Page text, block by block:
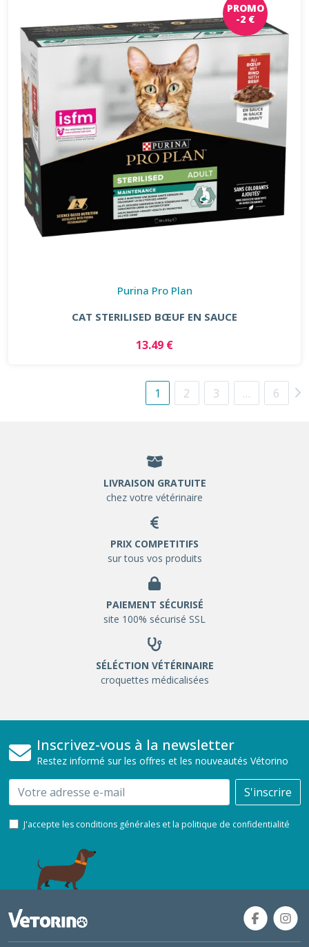
PROMO
-2 €
Purina Pro Plan
CAT STERILISED BŒUF EN SAUCE
13.49 €
1 2 3 … 6
LIVRAISON GRATUITE
chez votre vétérinaire
PRIX COMPETITIFS
sur tous vos produits
PAIEMENT SÉCURISÉ
site 100% sécurisé SSL
SÉLÉCTION VÉTÉRINAIRE
croquettes médicalisées
Inscrivez-vous à la newsletter
Restez informé sur les offres et les nouveautés Vétorino
Email S'inscrire
J'accepte les conditions générales et la politique de confidentialité